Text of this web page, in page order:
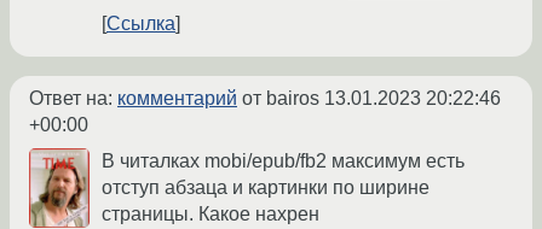
Ссылка
Ответ на: комментарий от bairos 13.01.2023 20:22:46
+00:00
В читалках mobi/epub/fb2 максимум есть
отступ абзаца и картинки по ширине
страницы. Какое нахрен